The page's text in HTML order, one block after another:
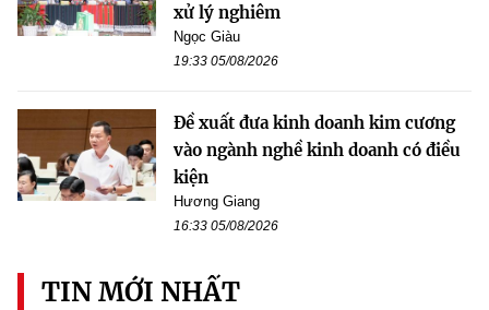
xử lý nghiêm
Ngọc Giàu
19:33 05/08/2026
Đề xuất đưa kinh doanh kim cương
vào ngành nghề kinh doanh có điều
kiện
Hương Giang
16:33 05/08/2026
TIN MỚI NHẤT